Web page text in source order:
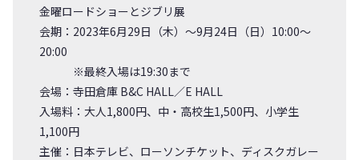
金曜ロードショーとジブリ展
会期：2023年6月29日（木）～9月24日（日）10:00～
20:00
※最終入場は19:30まで
会場：寺田倉庫 B&C HALL／E HALL
入場料：大人1,800円、中・高校生1,500円、小学生
1,100円
主催：日本テレビ、ローソンチケット、ディスクガレー